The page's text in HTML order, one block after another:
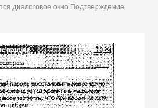
диалоговое окно Подтверждение